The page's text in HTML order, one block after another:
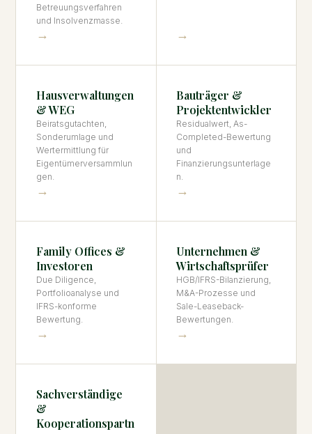
Betreuungsverfahren
und Insolvenzmasse.
→ →
Hausverwaltungen
& WEG
Beiratsgutachten,
Sonderumlage und
Wertermittlung für
Eigentümerversammlun
gen.
→
Bauträger &
Projektentwickler
Residualwert, As-
Completed-Bewertung
und
Finanzierungsunterlage
n.
→
Family Offices &
Investoren
Due Diligence,
Portfolioanalyse und
IFRS-konforme
Bewertung.
→
Unternehmen &
Wirtschaftsprüfer
HGB/IFRS-Bilanzierung,
M&A-Prozesse und
Sale-Leaseback-
Bewertungen.
→
Sachverständige
&
Kooperationspartn